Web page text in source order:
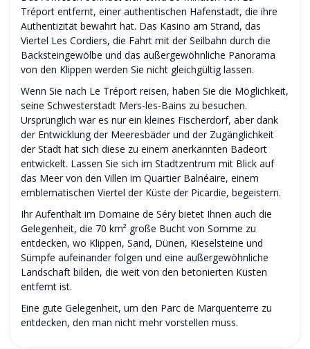
Tréport entfernt, einer authentischen Hafenstadt, die ihre
Authentizität bewahrt hat. Das Kasino am Strand, das
Viertel Les Cordiers, die Fahrt mit der Seilbahn durch die
Backsteingewölbe und das außergewöhnliche Panorama
von den Klippen werden Sie nicht gleichgültig lassen.
Wenn Sie nach Le Tréport reisen, haben Sie die Möglichkeit,
seine Schwesterstadt Mers-les-Bains zu besuchen.
Ursprünglich war es nur ein kleines Fischerdorf, aber dank
der Entwicklung der Meeresbäder und der Zugänglichkeit
der Stadt hat sich diese zu einem anerkannten Badeort
entwickelt. Lassen Sie sich im Stadtzentrum mit Blick auf
das Meer von den Villen im Quartier Balnéaire, einem
emblematischen Viertel der Küste der Picardie, begeistern.
Ihr Aufenthalt im Domaine de Séry bietet Ihnen auch die
Gelegenheit, die 70 km² große Bucht von Somme zu
entdecken, wo Klippen, Sand, Dünen, Kieselsteine und
Sümpfe aufeinander folgen und eine außergewöhnliche
Landschaft bilden, die weit von den betonierten Küsten
entfernt ist.
Eine gute Gelegenheit, um den Parc de Marquenterre zu
entdecken, den man nicht mehr vorstellen muss.